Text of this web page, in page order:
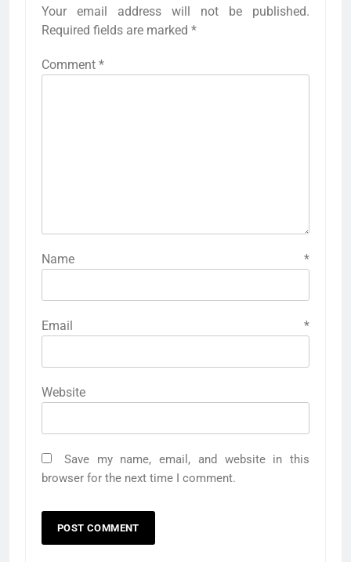
Your email address will not be published.
Required fields are marked *
Comment *
Name *
Email *
Website
Save my name, email, and website in this
browser for the next time I comment.